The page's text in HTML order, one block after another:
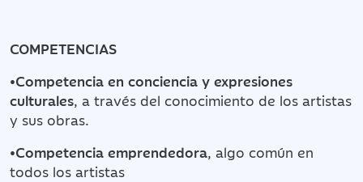
COMPETENCIAS
•Competencia en conciencia y expresiones
culturales, a través del conocimiento de los artistas
y sus obras.
•Competencia emprendedora, algo común en
todos los artistas